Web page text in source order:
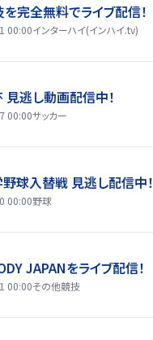
完全無料でライブ配信！
00:00インターハイ(インハイ.tv)
逃し動画配信中！
00:00サッカー
球入替戦 見逃し配信中！
00:00野球
JAPANをライブ配信！
00:00その他競技